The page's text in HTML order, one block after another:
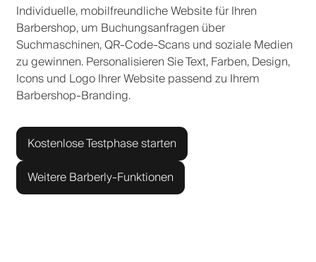
Individuelle, mobilfreundliche Website für Ihren
Barbershop, um Buchungsanfragen über
Suchmaschinen, QR-Code-Scans und soziale Medien
zu gewinnen. Personalisieren Sie Text, Farben, Design,
Icons und Logo Ihrer Website passend zu Ihrem
Barbershop-Branding.
Kostenlose Testphase starten
Weitere Barberly-Funktionen